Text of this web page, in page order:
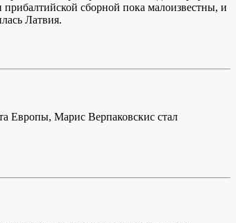
сборной пока малоизвестны, и
Латвия.
Европы, Марис Верпаковскис стал